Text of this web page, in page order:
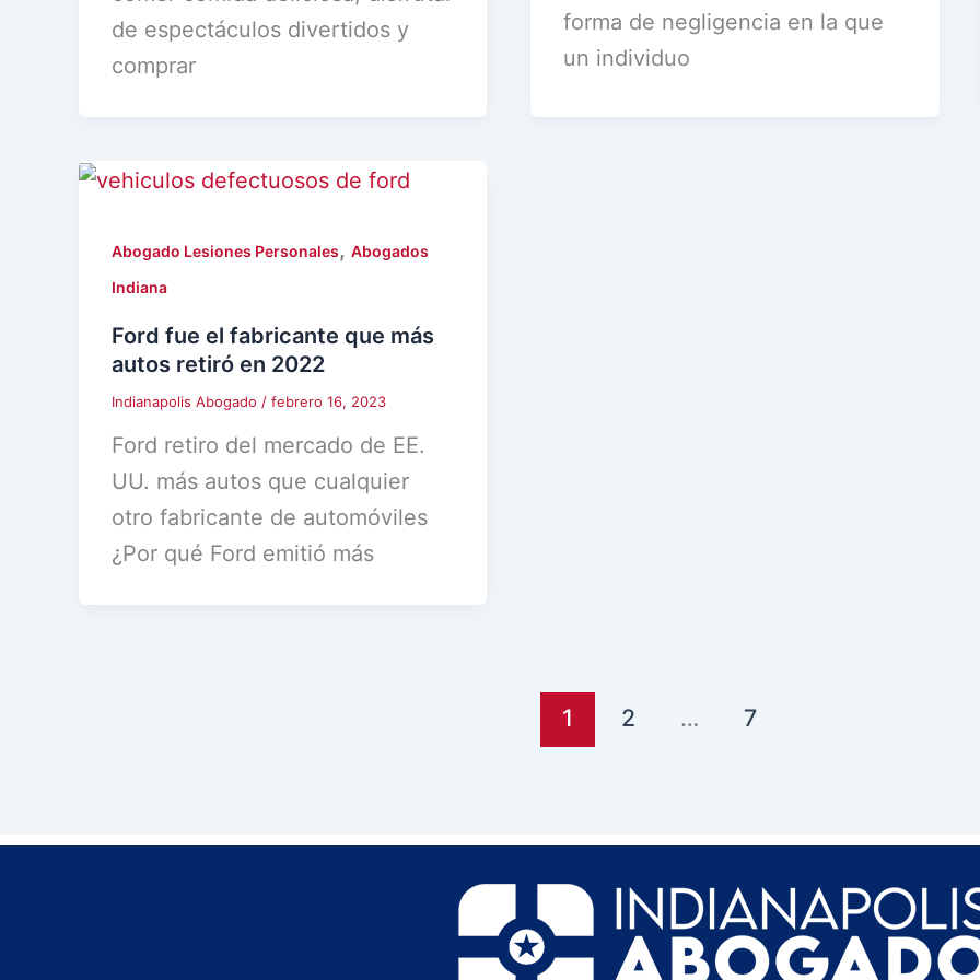
de espectáculos divertidos y
comprar
forma de negligencia en la que
un individuo
Abogado Lesiones Personales, Abogados
Indiana
Ford fue el fabricante que más
autos retiró en 2022
Indianapolis Abogado / febrero 16, 2023
Ford retiro del mercado de EE.
UU. más autos que cualquier
otro fabricante de automóviles
¿Por qué Ford emitió más
1 2 … 7